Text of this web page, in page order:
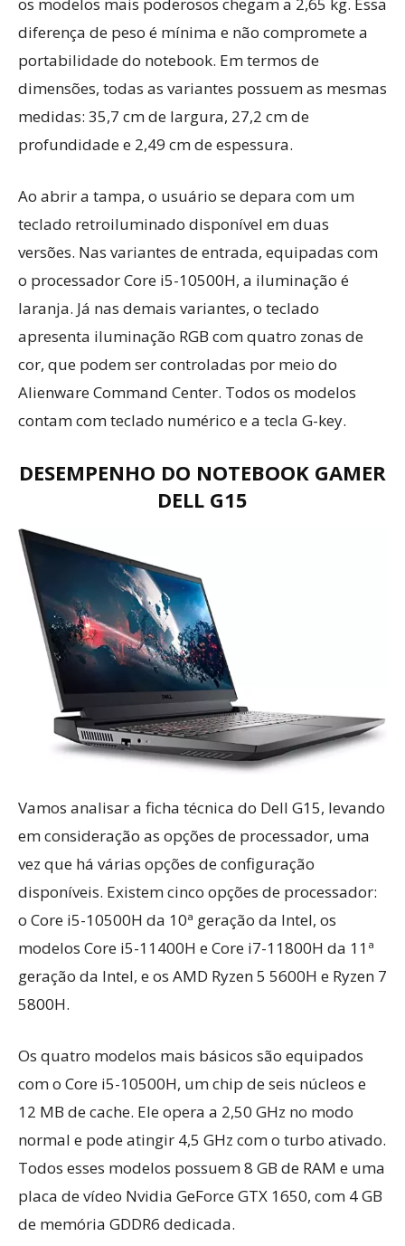
diferença de peso é mínima e não compromete a
portabilidade do notebook. Em termos de
dimensões, todas as variantes possuem as mesmas
medidas: 35,7 cm de largura, 27,2 cm de
profundidade e 2,49 cm de espessura.
Ao abrir a tampa, o usuário se depara com um
teclado retroiluminado disponível em duas
versões. Nas variantes de entrada, equipadas com
o processador Core i5-10500H, a iluminação é
laranja. Já nas demais variantes, o teclado
apresenta iluminação RGB com quatro zonas de
cor, que podem ser controladas por meio do
Alienware Command Center. Todos os modelos
contam com teclado numérico e a tecla G-key.
DESEMPENHO DO NOTEBOOK GAMER
DELL G15
Vamos analisar a ficha técnica do Dell G15, levando
em consideração as opções de processador, uma
vez que há várias opções de configuração
disponíveis. Existem cinco opções de processador:
o Core i5-10500H da 10ª geração da Intel, os
modelos Core i5-11400H e Core i7-11800H da 11ª
geração da Intel, e os AMD Ryzen 5 5600H e Ryzen 7
5800H.
Os quatro modelos mais básicos são equipados
com o Core i5-10500H, um chip de seis núcleos e
12 MB de cache. Ele opera a 2,50 GHz no modo
normal e pode atingir 4,5 GHz com o turbo ativado.
Todos esses modelos possuem 8 GB de RAM e uma
placa de vídeo Nvidia GeForce GTX 1650, com 4 GB
de memória GDDR6 dedicada.